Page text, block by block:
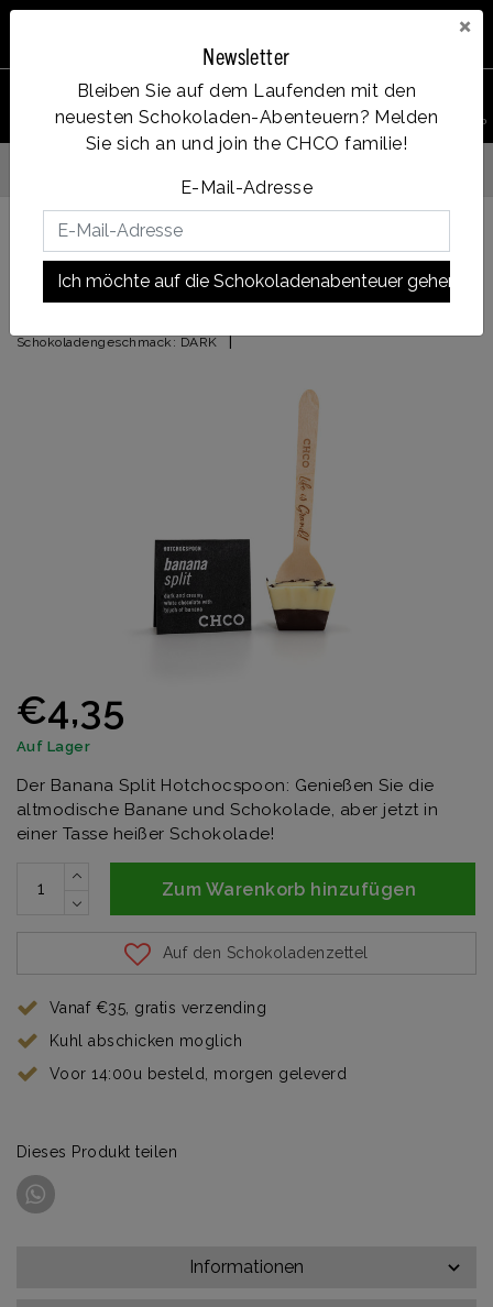
×
Newsletter
Bleiben Sie auf dem Laufenden mit den
neuesten Schokoladen-Abenteuern? Melden
Sie sich an und join the CHCO familie!
E-Mail-Adresse
Ich möchte auf die Schokoladenabenteuer gehen!
Vanaf €35, gratis
Zurück zu START|Bananensplit
Bananensplit
Schokoladengeschmack: DARK |
€4,35
Auf Lager
Der Banana Split Hotchocspoon: Genießen Sie die
altmodische Banane und Schokolade, aber jetzt in
einer Tasse heißer Schokolade!
Zum Warenkorb hinzufügen
Auf den Schokoladenzettel
Vanaf €35, gratis verzending
Kuhl abschicken moglich
Voor 14:00u besteld, morgen geleverd
Dieses Produkt teilen
Informationen
PRODUKT
SUCHEN
Account Menu Wunschzettel Ihr Warenkorb